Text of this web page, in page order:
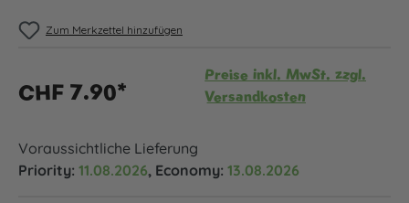
Zum Merkzettel hinzufügen
CHF 7.90*
Preise inkl. MwSt. zzgl.
Versandkosten
Voraussichtliche Lieferung
Priority: 11.08.2026, Economy: 13.08.2026